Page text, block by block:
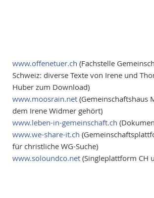
www.offenetuer.ch (Fachstelle
Schweiz: diverse Texte von Irene und
Huber zum Download)
www.moosrain.net (Gemeinschaftshaus
dem Irene Widmer gehört)
www.leben-in-gemeinschaft.ch
www.we-share-it.ch
für christliche WG-Suche)
www.soloundco.net (Singleplattform CH